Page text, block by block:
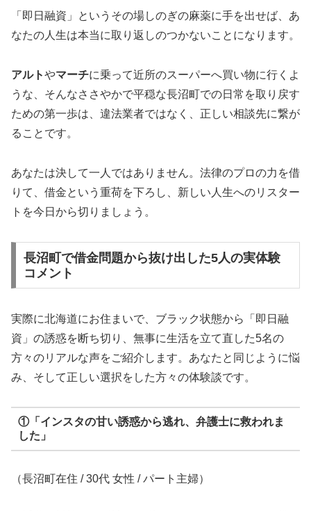
「即日融資」というその場しのぎの麻薬に手を出せば、あ
なたの人生は本当に取り返しのつかないことになります。
アルトやマーチに乗って近所のスーパーへ買い物に行くよ
うな、そんなささやかで平穏な長沼町での日常を取り戻す
ための第一歩は、違法業者ではなく、正しい相談先に繋が
ることです。
あなたは決して一人ではありません。法律のプロの力を借
りて、借金という重荷を下ろし、新しい人生へのリスター
トを今日から切りましょう。
長沼町で借金問題から抜け出した5人の実体験
コメント
実際に北海道にお住まいで、ブラック状態から「即日融
資」の誘惑を断ち切り、無事に生活を立て直した5名の
方々のリアルな声をご紹介します。あなたと同じように悩
み、そして正しい選択をした方々の体験談です。
①「インスタの甘い誘惑から逃れ、弁護士に救われま
した」
（長沼町在住 / 30代 女性 / パート主婦）